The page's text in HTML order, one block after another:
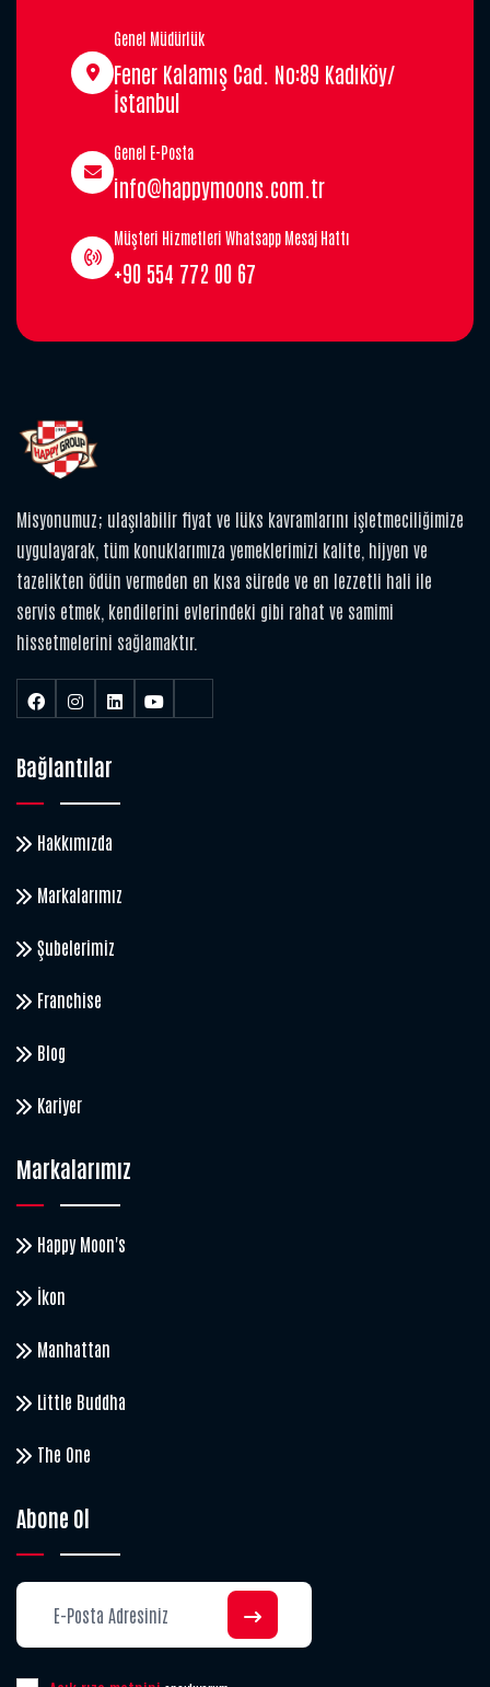
Genel Müdürlük
Fener Kalamış Cad. No:89 Kadıköy/
İstanbul
Genel E-Posta
info@happymoons.com.tr
Müşteri Hizmetleri Whatsapp Mesaj Hattı
+90 554 772 00 67
Misyonumuz; ulaşılabilir fiyat ve lüks kavramlarını işletmeciliğimize
uygulayarak, tüm konuklarımıza yemeklerimizi kalite, hijyen ve
tazelikten ödün vermeden en kısa sürede ve en lezzetli hali ile
servis etmek, kendilerini evlerindeki gibi rahat ve samimi
hissetmelerini sağlamaktır.
Bağlantılar
Hakkımızda
Markalarımız
Şubelerimiz
Franchise
Blog
Kariyer
Markalarımız
Happy Moon's
İkon
Manhattan
Little Buddha
The One
Abone Ol